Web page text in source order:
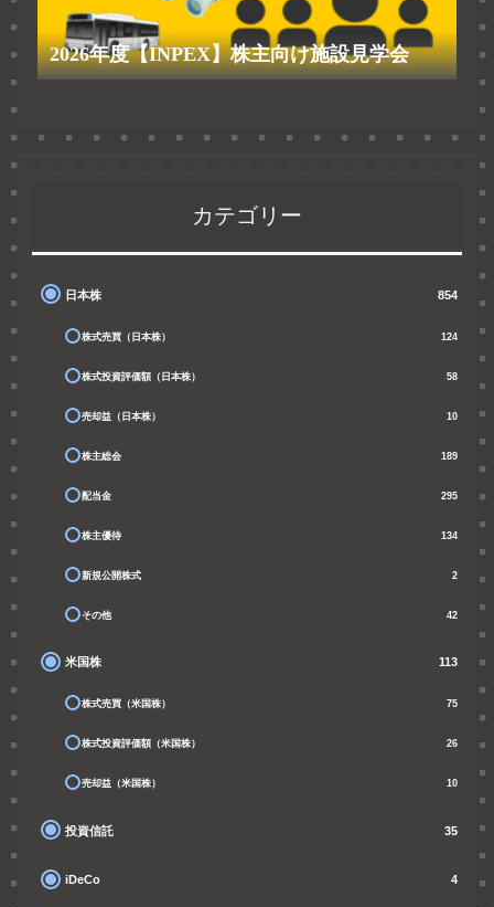
2026年度【INPEX】株主向け施設見学会
カテゴリー
日本株 854
株式売買（日本株） 124
株式投資評価額（日本株） 58
売却益（日本株） 10
株主総会 189
配当金 295
株主優待 134
新規公開株式 2
その他 42
米国株 113
株式売買（米国株） 75
株式投資評価額（米国株） 26
売却益（米国株） 10
投資信託 35
iDeCo 4